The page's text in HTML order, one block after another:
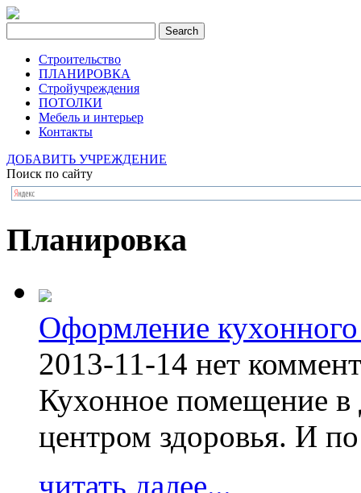
Строительство
ПЛАНИРОВКА
Стройучреждения
ПОТОЛКИ
Мебель и интерьер
Контакты
ДОБАВИТЬ УЧРЕЖДЕНИЕ
Поиск по сайту
Планировка
Оформление
2013-11-14 нет
Кухонное помещение в
центром здоровья. И
читать далее...